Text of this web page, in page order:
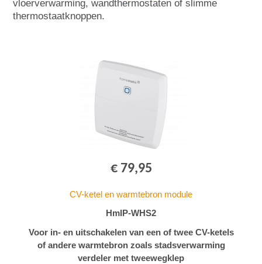
vloerverwarming, wandthermostaten of slimme
thermostaatknoppen.
€ 79,95
CV-ketel en warmtebron module
HmIP-WHS2
Voor in- en uitschakelen van een of twee CV-ketels
of andere warmtebron zoals stadsverwarming
verdeler met tweewegklep